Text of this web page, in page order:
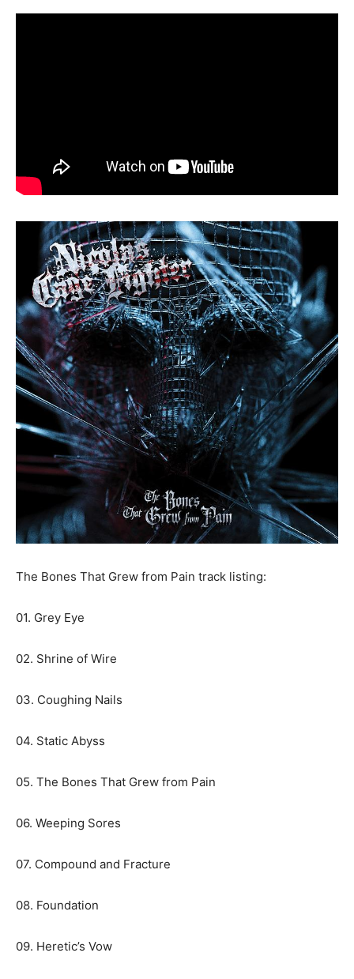
The Bones That Grew from Pain track listing:
01. Grey Eye
02. Shrine of Wire
03. Coughing Nails
04. Static Abyss
05. The Bones That Grew from Pain
06. Weeping Sores
07. Compound and Fracture
08. Foundation
09. Heretic’s Vow